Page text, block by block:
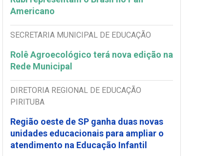
Americano
SECRETARIA MUNICIPAL DE EDUCAÇÃO
Rolê Agroecológico terá nova edição na
Rede Municipal
DIRETORIA REGIONAL DE EDUCAÇÃO
PIRITUBA
Região oeste de SP ganha duas novas
unidades educacionais para ampliar o
atendimento na Educação Infantil